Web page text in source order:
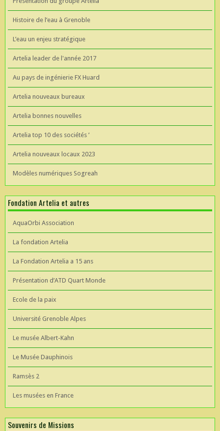
Histoire de l’eau à Grenoble
L’eau un enjeu stratégique
Artelia leader de l'année 2017
Au pays de ingénierie FX Huard
Artelia nouveaux bureaux
Artelia bonnes nouvelles
Artelia top 10 des sociétés ’
Artelia nouveaux locaux 2023
Modèles numériques Sogreah
Fondation Artelia et autres
AquaOrbi Association
La fondation Artelia
La Fondation Artelia a 15 ans
Présentation d’ATD Quart Monde
Ecole de la paix
Université Grenoble Alpes
Le musée Albert-Kahn
Le Musée Dauphinois
Ramsès 2
Les musées en France
Souvenirs de Missions